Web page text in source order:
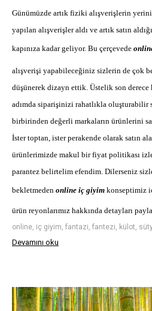
Günümüzde artık fiziki alışverişlerin
yapılan alışverişler aldı ve artık satın
kapınıza kadar geliyor. Bu çerçevede
alışverişi yapabileceğiniz sizlerin de çok
düşünerek dizayn ettik. Üstelik son
adımda siparişinizi rahatlıkla
birbirinden değerli markaların ürünlerini
İster toptan, ister perakende olarak satın
ürünlerimizde makul bir fiyat politikası
parantez belirtelim efendim. Dilerseniz
bekletmeden online iç giyim konseptimiz
ürün reyonlarımız hakkında detayları
Devamını oku